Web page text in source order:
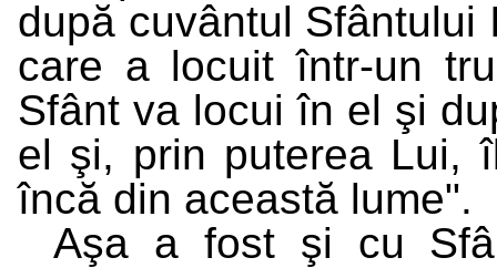
după cuvântul Sfântului
care a locuit într-un
Sfânt va locui în el şi
el şi, prin puterea Lui,
încă din această lume".
Aşa a fost şi cu